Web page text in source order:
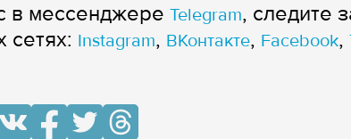
в мессенджере Telegram, следите
сетях: Instagram, ВКонтакте, Facebook,